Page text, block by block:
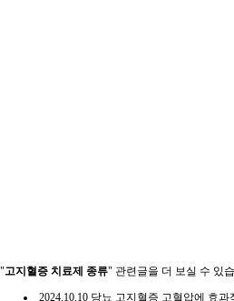
"고지혈증 치료제 종류" 관련글을 더 보실 수 있
2024.10.10 당뇨 고지혈증 고혈압에 효과